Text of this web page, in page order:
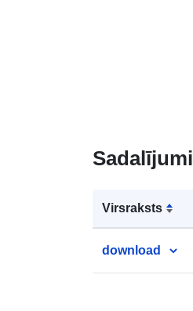
Sadalījumi
Virsraksts
download